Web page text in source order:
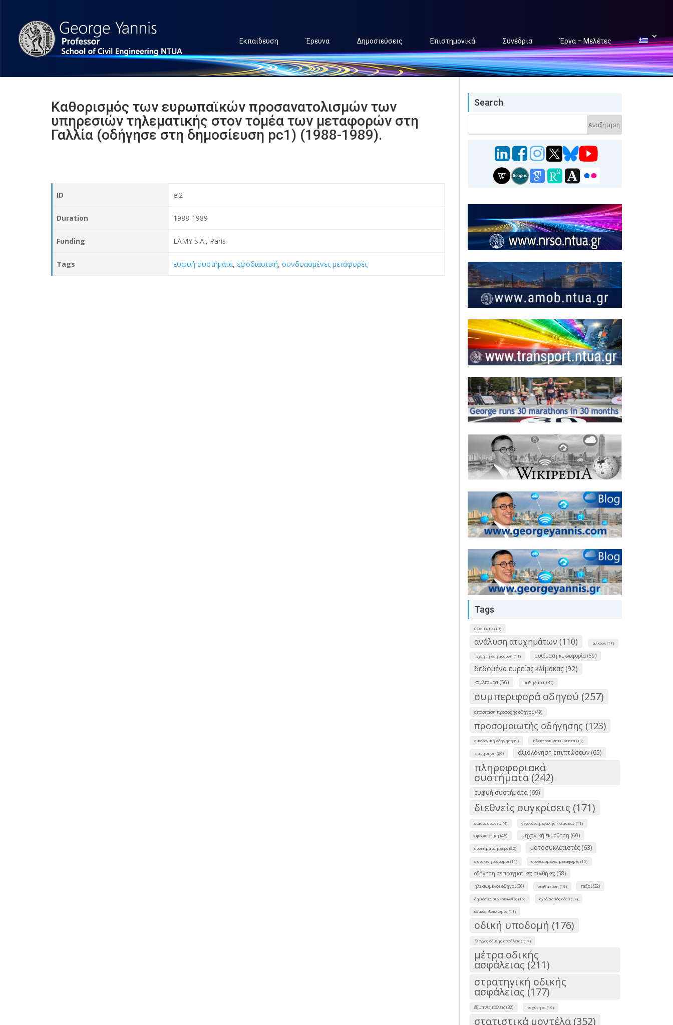
Εκπαίδευση Έρευνα Δημοσιεύσεις Επιστημονικά Συνέδρια Έργα – Μελέτες
Καθορισμός των ευρωπαϊκών προσανατολισμών των
υπηρεσιών τηλεματικής στον τομέα των μεταφορών στη
Γαλλία (οδήγησε στη δημοσίευση pc1) (1988-1989).
ID ei2
Duration 1988-1989
Funding LAMY S.A., Paris
Tags ευφυή συστήματα,εφοδιαστική,συνδυασμένες μεταφορές
Search
Tags
COVID-19 (13)
ανάλυση ατυχημάτων (110) αλκοόλ (17)
τεχνητή νοημοσύνη (11) αυτόματη κυκλοφορία (59)
δεδομένα ευρείας κλίμακας (92)
κουλτούρα (56) ποδηλάτες (31)
συμπεριφορά οδηγού (257)
απόσπαση προσοχής οδηγού (49)
προσομοιωτής οδήγησης (123)
οικολογική οδήγηση (9) ηλεκτροκινητικότητα (19)
επιτήρηση (26) αξιολόγηση επιπτώσεων (65)
πληροφοριακά
συστήματα (242)
ευφυή συστήματα (69)
διεθνείς συγκρίσεις (171)
διασταυρώσεις (4) γεγονότα μεγάλης κλίμακας (11)
εφοδιαστική (45) μηχανική εκμάθηση (60)
συστήματα μετρό (22) μοτοσυκλετιστές (63)
αυτοκινητόδρομοι (11) συνδυασμένες μεταφορές (15)
οδήγηση σε πραγματικές συνθήκες (58)
ηλικιωμένοι οδηγοί (36) στάθμευση (19) πεζοί (32)
δημόσιες συγκοινωνίες (15) σχεδιασμός οδού (17)
οδικός εξοπλισμός (11)
οδική υποδομή (176)
έλεγχος οδικής ασφάλειας (17)
μέτρα οδικής
ασφάλειας (211)
στρατηγική οδικής
ασφάλειας (177)
έξυπνες πόλεις (32) ταχύτητα (19)
στατιστικά μοντέλα (352)